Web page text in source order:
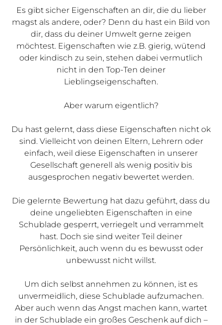
Es gibt sicher Eigenschaften an dir, die du lieber
magst als andere, oder? Denn du hast ein Bild von
dir, dass du deiner Umwelt gerne zeigen
möchtest. Eigenschaften wie z.B. gierig, wütend
oder kindisch zu sein, stehen dabei vermutlich
nicht in den Top-Ten deiner
Lieblingseigenschaften.
Aber warum eigentlich?
Du hast gelernt, dass diese Eigenschaften nicht ok
sind. Vielleicht von deinen Eltern, Lehrern oder
einfach, weil diese Eigenschaften in unserer
Gesellschaft generell als wenig positiv bis
ausgesprochen negativ bewertet werden.
Die gelernte Bewertung hat dazu geführt, dass du
deine ungeliebten Eigenschaften in eine
Schublade gesperrt, verriegelt und verrammelt
hast. Doch sie sind weiter Teil deiner
Persönlichkeit, auch wenn du es bewusst oder
unbewusst nicht willst.
Um dich selbst annehmen zu können, ist es
unvermeidlich, diese Schublade aufzumachen.
Aber auch wenn das Angst machen kann, wartet
in der Schublade ein großes Geschenk auf dich –